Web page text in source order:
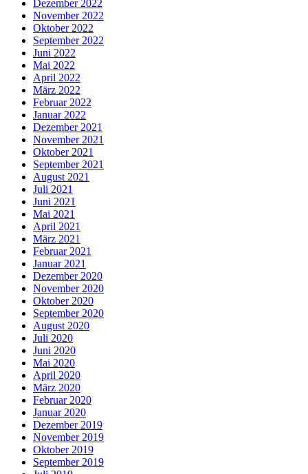
Dezember 2022
November 2022
Oktober 2022
September 2022
Juni 2022
Mai 2022
April 2022
März 2022
Februar 2022
Januar 2022
Dezember 2021
November 2021
Oktober 2021
September 2021
August 2021
Juli 2021
Juni 2021
Mai 2021
April 2021
März 2021
Februar 2021
Januar 2021
Dezember 2020
November 2020
Oktober 2020
September 2020
August 2020
Juli 2020
Juni 2020
Mai 2020
April 2020
März 2020
Februar 2020
Januar 2020
Dezember 2019
November 2019
Oktober 2019
September 2019